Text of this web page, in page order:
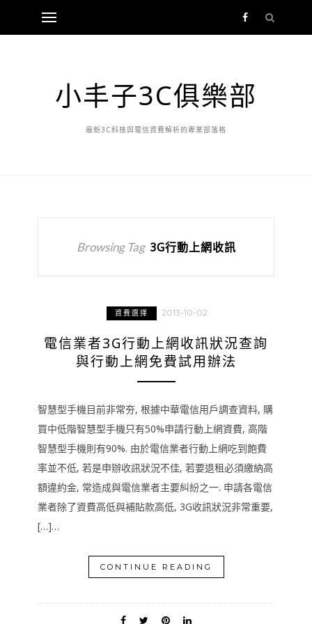
小丰子3C俱樂部
最新3C科技與電信資費解析的專業部落格
Browsing Tag 3G行動上網收訊
資費選擇 2013-10-02
電信業者3G行動上網收訊狀況查詢
與行動上網免費試用辦法
智慧型手機目前非常夯, 根據中華電信用戶調查資料, 購
買中低階智慧型手機只有50%申請行動上網資費, 高階
智慧型手機則有90%. 由於電信業者行動上網吃到飽費
率並不低, 若是申辦收訊狀況不佳, 若要退租必須繳納高
額違約金, 常造成與電信業者主要糾紛之一. 申請各電信
業者除了資費高低與補貼款高低, 3G收訊狀況非常重要,
[…]…
CONTINUE READING